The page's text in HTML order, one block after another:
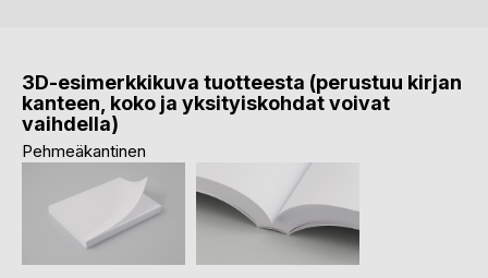
3D-esimerkkikuva tuotteesta (perustuu kirjan
kanteen, koko ja yksityiskohdat voivat
vaihdella)
Pehmeäkantinen